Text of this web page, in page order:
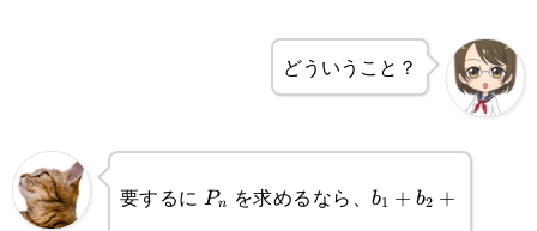
どういうこと？
要するにP_n
Pn を求めるなら、b1 + b2 +